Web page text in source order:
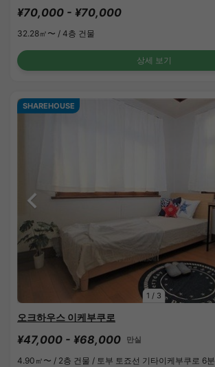
¥70,000 - ¥70,000
32.28㎡〜 / 4층 건물
상세 보기
1 / 3
SHAREHOUSE
오크하우스 이케부쿠로
¥47,000 - ¥68,000 만실
4.90㎡〜 / 2층 건물 / 토부 토죠선 기타이케부쿠로 6분